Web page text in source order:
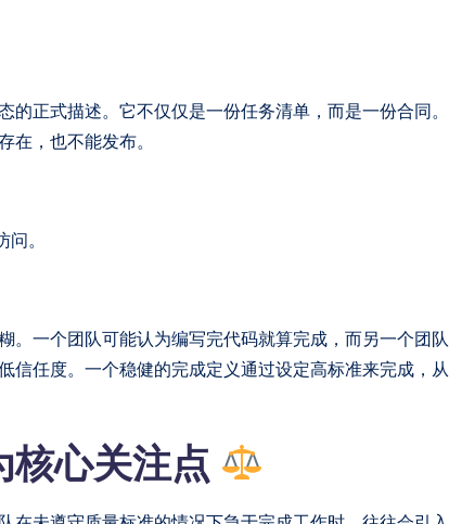
正式描述。它不仅仅是一份任务清单，而是一份合同。
在，也不能发布。
。
。一个团队可能认为编写完代码就算完成，而另一个团队
信任度。一个稳健的完成定义通过设定高标准来完成，从
心关注点